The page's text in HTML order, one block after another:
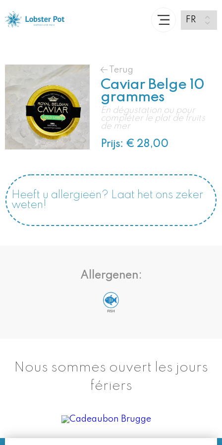
Terug
Caviar Belge 10
grammes
En dégustation ou pour
compléter le plat de fruits
de mer
Prijs: € 28,00
Heeft u allergieën? Laat het ons zeker
weten!
Allergenen:
Nous sommes ouvert les jours
fériers